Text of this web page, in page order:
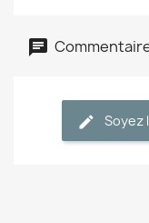
Soyez